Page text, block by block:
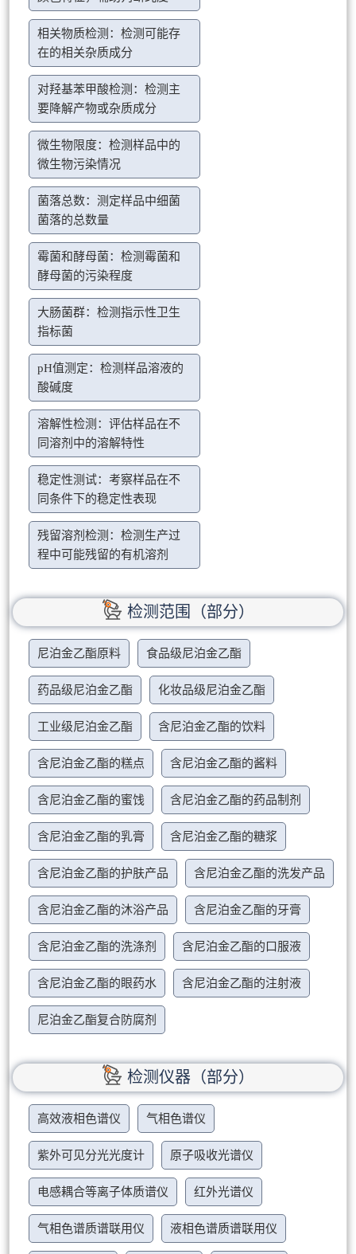
相关物质检测：检测可能存
在的相关杂质成分
对羟基苯甲酸检测：检测主
要降解产物或杂质成分
微生物限度：检测样品中的
微生物污染情况
菌落总数：测定样品中细菌
菌落的总数量
霉菌和酵母菌：检测霉菌和
酵母菌的污染程度
大肠菌群：检测指示性卫生
指标菌
pH值测定：检测样品溶液的
酸碱度
溶解性检测：评估样品在不
同溶剂中的溶解特性
稳定性测试：考察样品在不
同条件下的稳定性表现
残留溶剂检测：检测生产过
程中可能残留的有机溶剂
检测范围（部分）
尼泊金乙酯原料 食品级尼泊金乙酯
药品级尼泊金乙酯 化妆品级尼泊金乙酯
工业级尼泊金乙酯 含尼泊金乙酯的饮料
含尼泊金乙酯的糕点 含尼泊金乙酯的酱料
含尼泊金乙酯的蜜饯 含尼泊金乙酯的药品制剂
含尼泊金乙酯的乳膏 含尼泊金乙酯的糖浆
含尼泊金乙酯的护肤产品 含尼泊金乙酯的洗发产品
含尼泊金乙酯的沐浴产品 含尼泊金乙酯的牙膏
含尼泊金乙酯的洗涤剂 含尼泊金乙酯的口服液
含尼泊金乙酯的眼药水 含尼泊金乙酯的注射液
尼泊金乙酯复合防腐剂
检测仪器（部分）
高效液相色谱仪 气相色谱仪
紫外可见分光光度计 原子吸收光谱仪
电感耦合等离子体质谱仪 红外光谱仪
气相色谱质谱联用仪 液相色谱质谱联用仪